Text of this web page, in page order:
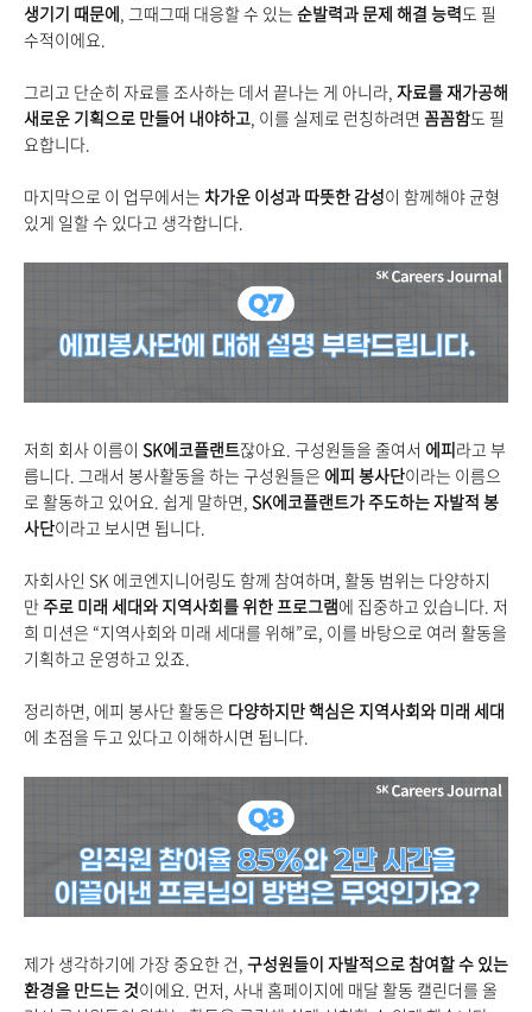
생기기 때문에, 그때그때 대응할 수 있는 순발력과 문제 해결 능력도 필
수적이에요.
그리고 단순히 자료를 조사하는 데서 끝나는 게 아니라, 자료를 재가공해
새로운 기획으로 만들어 내야하고, 이를 실제로 런칭하려면 꼼꼼함도 필
요합니다.
마지막으로 이 업무에서는 차가운 이성과 따뜻한 감성이 함께해야 균형
있게 일할 수 있다고 생각합니다.
저희 회사 이름이 SK에코플랜트잖아요. 구성원들을 줄여서 에피라고 부
릅니다. 그래서 봉사활동을 하는 구성원들은 에피 봉사단이라는 이름으
로 활동하고 있어요. 쉽게 말하면, SK에코플랜트가 주도하는 자발적 봉
사단이라고 보시면 됩니다.
자회사인 SK 에코엔지니어링도 함께 참여하며, 활동 범위는 다양하지
만주로 미래 세대와 지역사회를 위한 프로그램에 집중하고 있습니다. 저
희 미션은 “지역사회와 미래 세대를 위해”로, 이를 바탕으로 여러 활동을
기획하고 운영하고 있죠.
정리하면, 에피 봉사단 활동은 다양하지만 핵심은 지역사회와 미래 세대
에 초점을 두고 있다고 이해하시면 됩니다.
제가 생각하기에 가장 중요한 건, 구성원들이 자발적으로 참여할 수 있는
환경을 만드는 것이에요. 먼저, 사내 홈페이지에 매달 활동 캘린더를 올